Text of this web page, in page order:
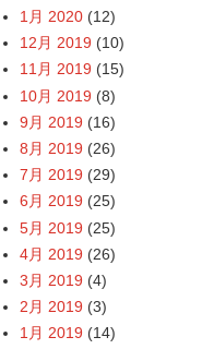
1月 2020 (12)
12月 2019 (10)
11月 2019 (15)
10月 2019 (8)
9月 2019 (16)
8月 2019 (26)
7月 2019 (29)
6月 2019 (25)
5月 2019 (25)
4月 2019 (26)
3月 2019 (4)
2月 2019 (3)
1月 2019 (14)